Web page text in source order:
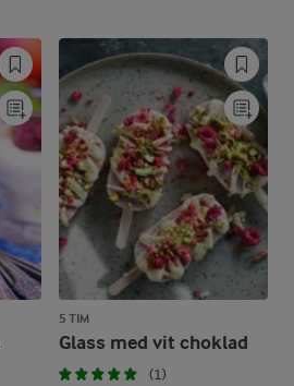
5 TIM
Glass med vit choklad
(1)